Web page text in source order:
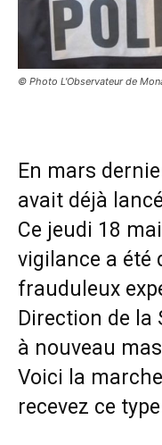
© Photo L'Observateur de
En mars
avait déjà
Ce jeudi 18
vigilance a été
frauduleux
Direction de la
à nouveau
Voici la
recevez ce